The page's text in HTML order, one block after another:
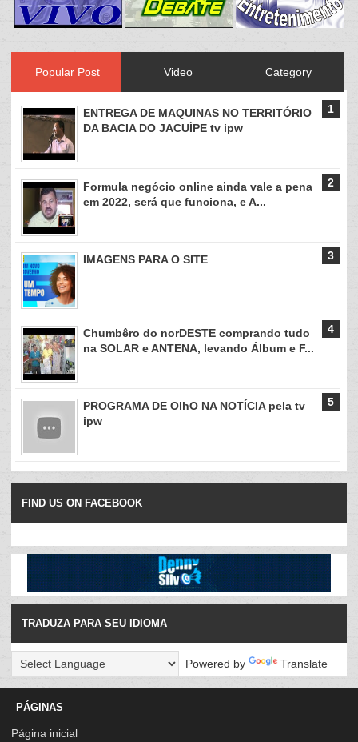
Popular Post Video Category
ENTREGA DE MAQUINAS NO TERRITÓRIO
DA BACIA DO JACUÍPE tv ipw
Formula negócio online ainda vale a pena
em 2022, será que funciona, e A...
IMAGENS PARA O SITE
Chumbêro do norDESTE comprando tudo
na SOLAR e ANTENA, levando Álbum e F...
PROGRAMA DE OlhO NA NOTÍCIA pela tv
ipw
FIND US ON FACEBOOK
TRADUZA PARA SEU IDIOMA
Powered by Translate
PÁGINAS
Página inicial